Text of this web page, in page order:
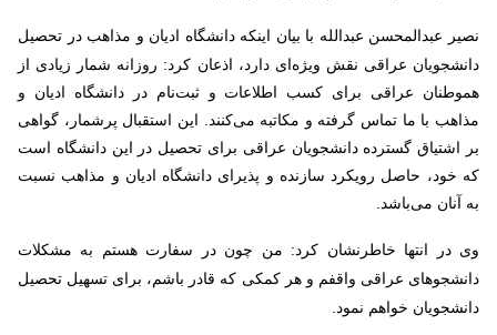
نصیر عبدالمحسن عبدالله با بیان اینکه دانشگاه ادیان‌ و مذاهب در تحصیل
دانشجویان عراقی نقش ویژه‌ای دارد، اذعان کرد: روزانه شمار زیادی از
هموطنان عراقی برای کسب اطلاعات و ثبت‌نام در دانشگاه ادیان و
مذاهب با ما تماس گرفته و مکاتبه می‌کنند. این استقبال پرشمار، گواهی
بر اشتیاق گسترده دانشجویان عراقی برای تحصیل در این دانشگاه است
که خود، حاصل رویکرد سازنده و پذیرای دانشگاه ادیان و مذاهب نسبت
به آنان می‌باشد.
وی در انتها خاطرنشان کرد: من چون در سفارت هستم به مشکلات
دانشجوهای عراقی واقفم و هر کمکی که قادر باشم، برای تسهیل تحصیل
دانشجویان خواهم نمود.